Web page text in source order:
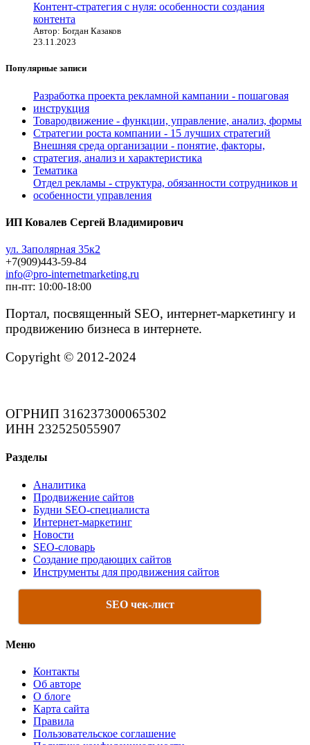
Контент-стратегия с нуля: особенности создания
контента
Автор: Богдан Казаков
23.11.2023
Популярные записи
Разработка проекта рекламной кампании - пошаговая
инструкция
Товародвижение - функции, управление, анализ, формы
Стратегии роста компании - 15 лучших стратегий
Внешняя среда организации - понятие, факторы,
стратегия, анализ и характеристика
Тематика
Отдел рекламы - структура, обязанности сотрудников и
особенности управления
ИП Ковалев Сергей Владимирович
ул. Заполярная 35к2
+7(909)443-59-84
info@pro-internetmarketing.ru
пн-пт: 10:00-18:00
Портал, посвященный SEO, интернет-маркетингу и
продвижению бизнеса в интернете.
Copyright © 2012-2024
ОГРНИП 316237300065302
ИНН 232525055907
Разделы
Аналитика
Продвижение сайтов
Будни SEO-специалиста
Интернет-маркетинг
Новости
SEO-словарь
Создание продающих сайтов
Инструменты для продвижения сайтов
SEO чек-лист
Меню
Контакты
Об авторе
О блоге
Карта сайта
Правила
Пользовательское соглашение